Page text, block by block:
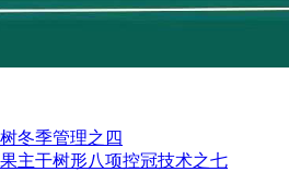
冬季管理之四
果主干树形八项控冠技术之七